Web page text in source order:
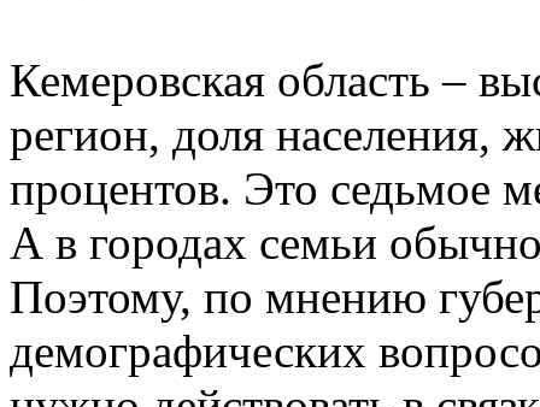
Кемеровская область –
регион, доля населения,
процентов. Это седьмое
А в городах семьи
Поэтому, по мнению
демографических